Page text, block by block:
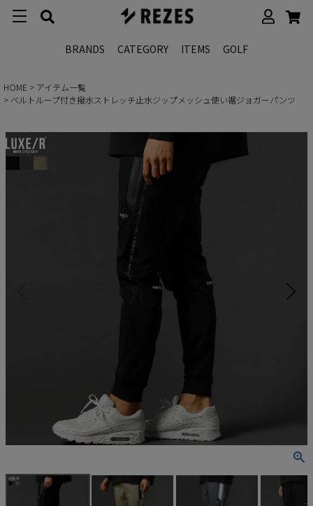
BRANDS CATEGORY ITEMS GOLF
HOME
アイテム一覧
ベルトループ付き撥水ストレッチ止水ジップメッシュ使い裾ジョガーパンツ